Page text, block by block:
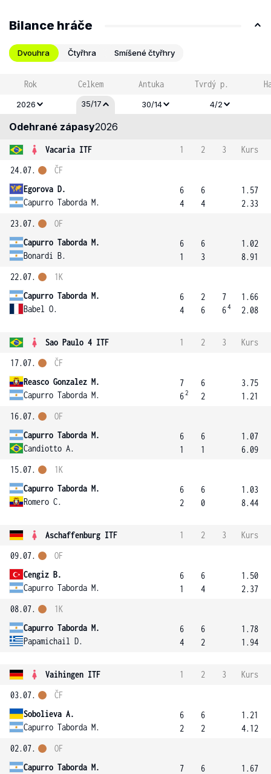
Bilance hráče
Dvouhra Čtyřhra Smíšené čtyřhry
Rok Celkem Antuka Tvrdý p.
2026 35/17 30/14 4/2
Odehrané zápasy2026
Vacaria ITF 1 2 3
Kurs
24.07.
Egorova D.
Capurro Taborda M.
ČF
6
4
6
4
1.57
2.33
23.07.
Capurro Taborda M.
Bonardi B.
OF
6
1
6
3
1.02
8.91
22.07.
Capurro Taborda M.
Babel O.
1K
6
4
2
6
7
64
1.66
2.08
Sao Paulo 4 ITF 1 2 3
Kurs
17.07.
Reasco Gonzalez M.
Capurro Taborda M.
ČF
7
62
6
2
3.75
1.21
16.07.
Capurro Taborda M.
Candiotto A.
OF
6
1
6
1
1.07
6.09
15.07.
Capurro Taborda M.
Romero C.
1K
6
2
6
0
1.03
8.44
Aschaffenburg ITF 1 2 3
Kurs
09.07.
Cengiz B.
Capurro Taborda M.
OF
6
1
6
4
1.50
2.37
08.07.
Capurro Taborda M.
Papamichail D.
1K
6
4
6
2
1.78
1.94
Vaihingen ITF 1 2 3
Kurs
03.07.
Sobolieva A.
Capurro Taborda M.
ČF
6
2
6
2
1.21
4.12
02.07.
Capurro Taborda M.
OF
7
6
1.67